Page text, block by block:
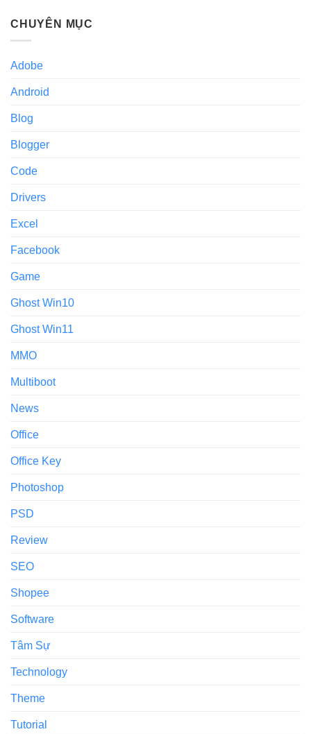
CHUYÊN MỤC
Adobe
Android
Blog
Blogger
Code
Drivers
Excel
Facebook
Game
Ghost Win10
Ghost Win11
MMO
Multiboot
News
Office
Office Key
Photoshop
PSD
Review
SEO
Shopee
Software
Tâm Sự
Technology
Theme
Tutorial